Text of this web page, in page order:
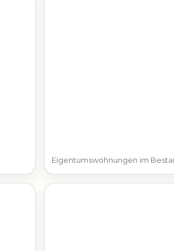
Eigentumswohnungen im